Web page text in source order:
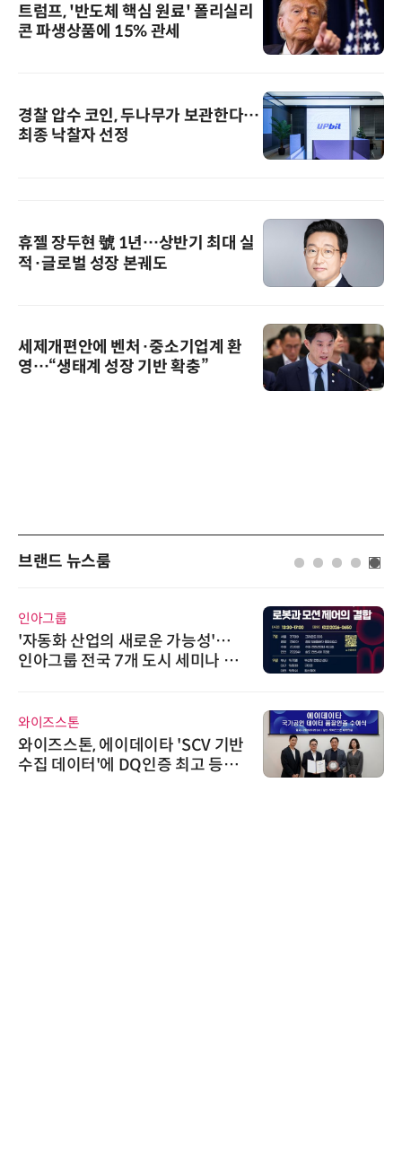
트럼프, '반도체 핵심 원료' 폴리실리
콘 파생상품에 15% 관세
경찰 압수 코인, 두나무가 보관한다…
최종 낙찰자 선정
휴젤 장두현 號 1년…상반기 최대 실
적·글로벌 성장 본궤도
세제개편안에 벤처·중소기업계 환
영…“생태계 성장 기반 확충”
브랜드 뉴스룸
인아그룹
'자동화 산업의 새로운 가능성'…
인아그룹 전국 7개 도시 세미나 페
와이즈스톤
와이즈스톤, 에이데이타 'SCV 기반
수집 데이터'에 DQ인증 최고 등급